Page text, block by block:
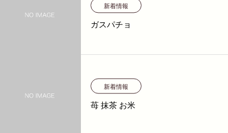
新着情報
ガスパチョ
新着情報
苺 抹茶 お米